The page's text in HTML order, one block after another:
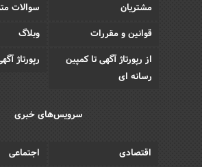
مشتریان
سوالات
قوانین و مقررات
وبلاگ
از رپورتاژ آگهی تا کمپین
رسانه ای
رپورتاژ
سرویس‌های خبری
اقتصادی اجتماعی